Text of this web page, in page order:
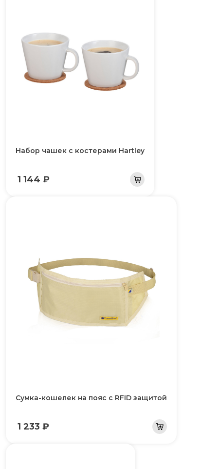
Набор чашек с костерами Hartley
1 144 ₽
Сумка-кошелек на пояс c RFID защитой
1 233 ₽